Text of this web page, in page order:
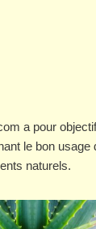
a pour
le bon usage
naturels.